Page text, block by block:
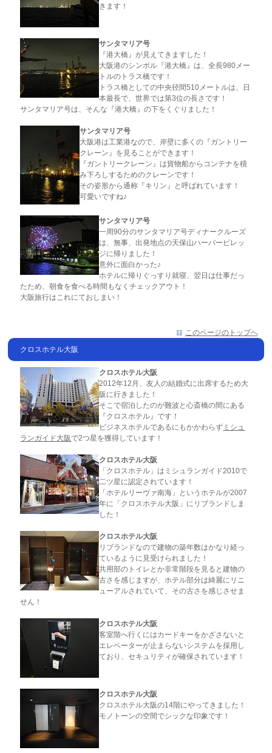
きます！
サンタマリア号
『港大橋』が見えてきますした！
大阪港のシンボル『港大橋』は、全長980メー
トルのトラス橋です！
トラス橋としての中央径間510メートルは、日
本最長で、世界では第3位の長さです！
サンタマリア号は、そんな『港大橋』の下をくぐりました！
サンタマリア号
大阪港は工業港なので、岸壁に多くの『ガントリー
クレーン』を見ることができます！
『ガントリークレーン』は貨物船からコンテナを積
み下ろしするためのクレーンです！
その姿形から通称『キリン』と呼ばれています！
可愛いですね♪
サンタマリア号
一周90分のサンタマリア号ディナークルーズ
は、無事、出発地点の天保山ハーバービレッ
ジに帰りました！
意外に面白かった♪
ホテルに帰りぐっすり就寝、翌日は仕事だっ
たため、朝食を食べる時間もなくチェックアウト！
大阪旅行はこれにておしまい！
このページのトップへ
クロスホテル大阪
クロスホテル大阪
2012年12月、友人の結婚式に出席するため大
阪に行きました！
そこで宿泊したのが難波と心斎橋の間にある
『クロスホテル』です！
ビジネスホテルであるにもかかわらず ミシュ
ランガイド大阪で2つ星を獲得しています！
クロスホテル大阪
「クロスホテル」はミシュランガイド2010で
二ツ星に認定されています！
「ホテルリーヴァ南海」というホテルが2007
年に「クロスホテル大阪」にリブランドしま
した！
クロスホテル大阪
リブランドなので建物の築年数はかなり経っ
ているように見受けられました！
共用部のトイレとか非常階段を見ると建物の
古さを感じますが、ホテル部分は綺麗にリニ
ューアルされていて、その古さを感じさせま
せん！
クロスホテル大阪
客室階へ行くにはカードキーをかざさないと
エレベーターが止まらないシステムを採用し
ており、セキュリティが確保されています！
クロスホテル大阪
クロスホテル大阪の14階にやってきました！
モノトーンの空間でシックな印象です！